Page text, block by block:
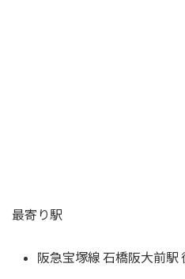
最寄り駅
阪急宝塚線 石橋阪大前駅